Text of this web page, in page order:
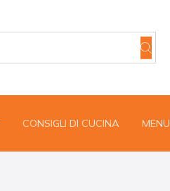
CONSIGLI DI CUCINA MENU